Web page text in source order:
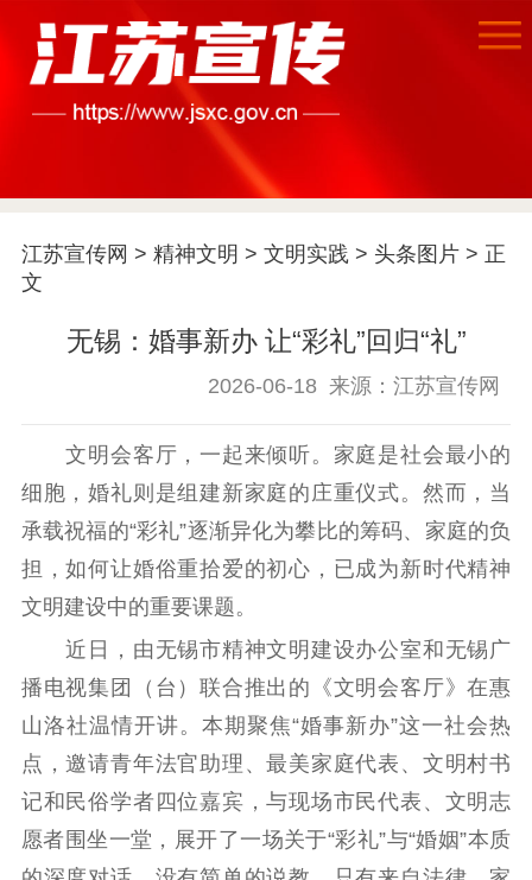
江苏宣传网 > 精神文明 > 文明实践 > 头条图片> 正
文
无锡：婚事新办 让“彩礼”回归“礼”
2026-06-18 来源：江苏宣传网
文明会客厅，一起来倾听。家庭是社会最小的
细胞，婚礼则是组建新家庭的庄重仪式。然而，当
承载祝福的“彩礼”逐渐异化为攀比的筹码、家庭的负
担，如何让婚俗重拾爱的初心，已成为新时代精神
文明建设中的重要课题。
近日，由无锡市精神文明建设办公室和无锡广
播电视集团（台）联合推出的《文明会客厅》在惠
山洛社温情开讲。本期聚焦“婚事新办”这一社会热
点，邀请青年法官助理、最美家庭代表、文明村书
记和民俗学者四位嘉宾，与现场市民代表、文明志
愿者围坐一堂，展开了一场关于“彩礼”与“婚姻”本质